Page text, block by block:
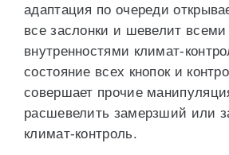
адаптация по очереди
все заслонки и шевелит всеми
внутренностями климат-
состояние всех кнопок и
совершает прочие
расшевелить замерзший или
климат-контроль.